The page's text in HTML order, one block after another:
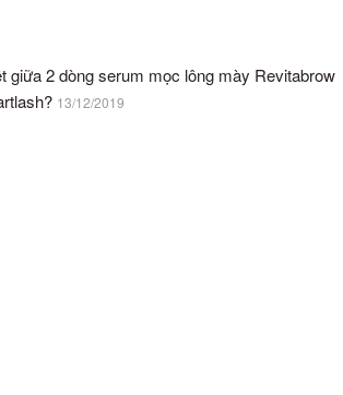
giữa 2 dòng serum mọc lông mày Revitabrow
13/12/2019